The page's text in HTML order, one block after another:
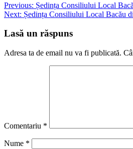
Previous: Ședința Consiliului Local
Next: Ședința Consiliului Local Bacău
Lasă un răspuns
Adresa ta de email nu va fi publicată.
Comentariu *
Nume *